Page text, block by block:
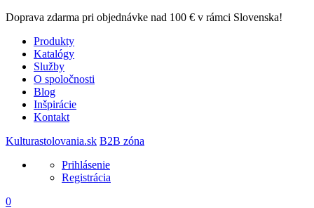
Doprava zdarma pri objednávke nad 100 € v rámci Slovenska!
Produkty
Katalógy
Služby
O spoločnosti
Blog
Inšpirácie
Kontakt
Kulturastolovania.sk B2B zóna
Prihlásenie
Registrácia
0